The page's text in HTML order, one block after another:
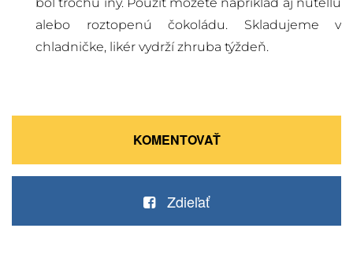
alebo roztopenú čokoládu. Skladujeme v
chladničke, likér vydrží zhruba týždeň.
KOMENTOVAŤ
Zdieľať